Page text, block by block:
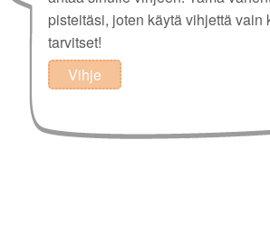
pisteitäsi, joten käytä vihjettä vain
tarvitset!
Vihje